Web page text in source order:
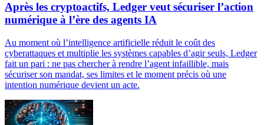
Après les cryptoactifs, Ledger veut sécuriser l’action
numérique à l’ère des agents IA
Au moment où l’intelligence artificielle réduit le coût des
cyberattaques et multiplie les systèmes capables d’agir seuls, Ledger
fait un pari : ne pas chercher à rendre l’agent infaillible, mais
sécuriser son mandat, ses limites et le moment précis où une
intention numérique devient un acte.